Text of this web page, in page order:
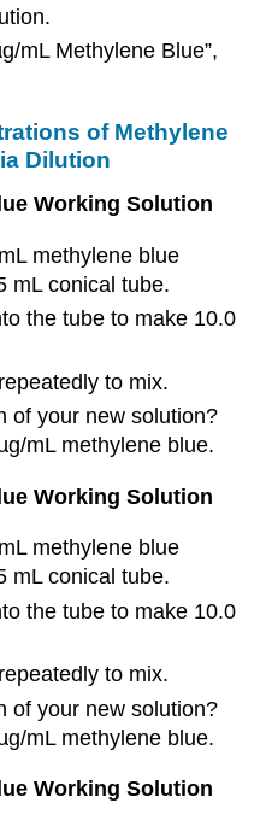
mL Methylene Blue”,
of Methylene
Dilution
Working Solution
methylene blue
mL conical tube.
the tube to make 10.0
to mix.
of your new solution?
mL methylene blue.
Working Solution
methylene blue
mL conical tube.
the tube to make 10.0
to mix.
of your new solution?
mL methylene blue.
Working Solution